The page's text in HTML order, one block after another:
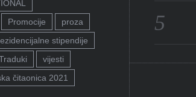
Promocije
proza
stipendije
vijesti
čitaonica 2021